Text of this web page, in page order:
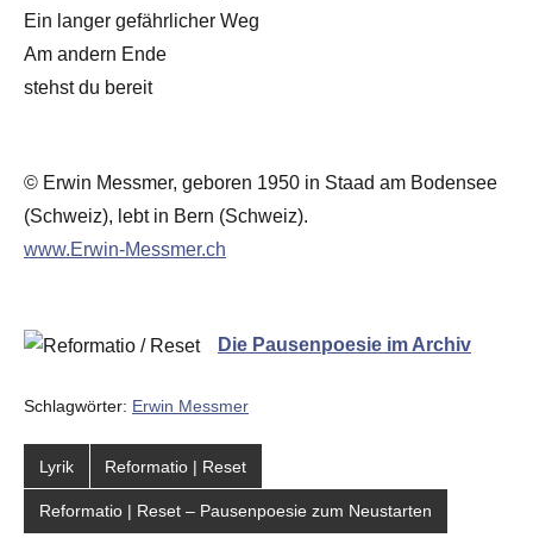
Ein langer gefährlicher Weg
Am andern Ende
stehst du bereit
© Erwin Messmer, geboren 1950 in Staad am Bodensee
(Schweiz), lebt in Bern (Schweiz).
www.Erwin-Messmer.ch
Die Pausenpoesie im Archiv
Schlagwörter: Erwin Messmer
Lyrik Reformatio | Reset
Reformatio | Reset – Pausenpoesie zum Neustarten